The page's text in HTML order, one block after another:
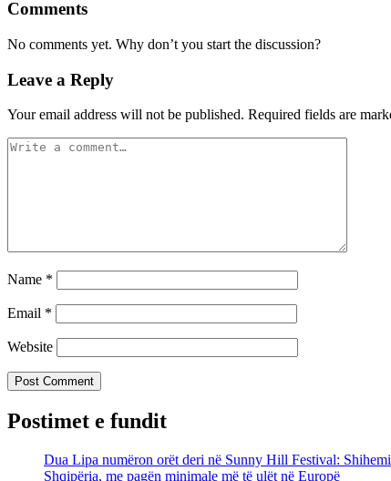
Comments
No comments yet. Why don’t you start the discussion?
Leave a Reply
Your email address will not be published. Required fields are
Name *
Email *
Website
Postimet e fundit
Dua Lipa numëron orët deri në Sunny Hill Festival:
Shqipëria, me pagën minimale më të ulët në Europë